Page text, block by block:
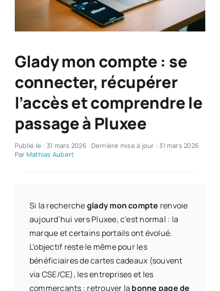
Glady mon compte : se
connecter, récupérer
l’accès et comprendre le
passage à Pluxee
Publié le : 31 mars 2026
Dernière mise à jour : 31 mars 2026
Par Mathias Aubert
Si la rechercheglady mon compte renvoie
aujourd’hui vers Pluxee, c’est normal : la
marque et certains portails ont évolué.
L’objectif reste le même pour les
bénéficiaires de cartes cadeaux (souvent
via CSE/CE), les entreprises et les
commerçants : retrouver la bonne page de